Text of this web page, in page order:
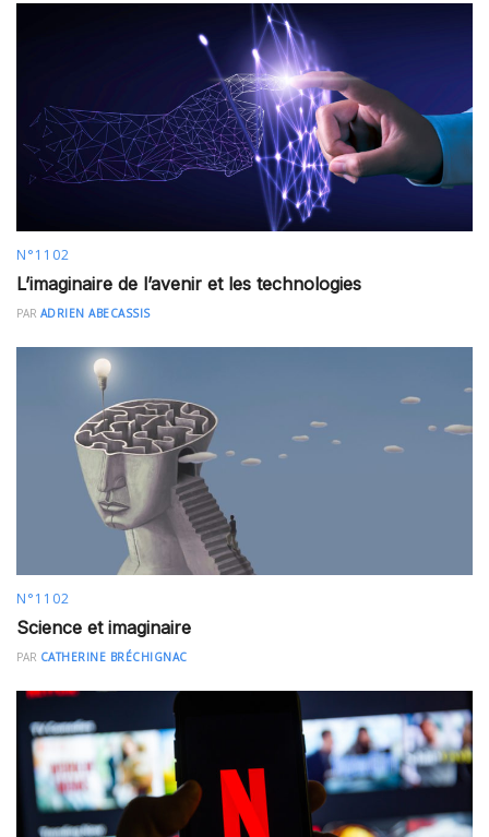
N°1102
L’imaginaire de l’avenir et les technologies
PAR ADRIEN ABECASSIS
N°1102
Science et imaginaire
PAR CATHERINE BRÉCHIGNAC